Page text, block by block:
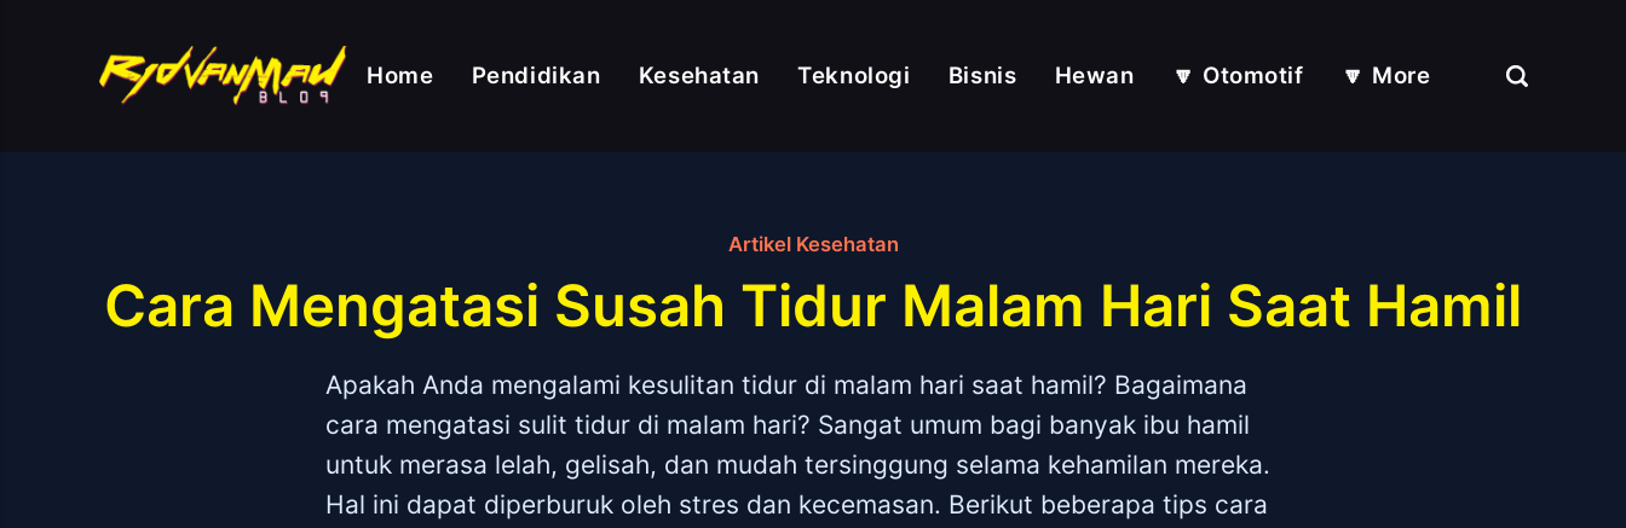
Home Pendidikan Kesehatan Teknologi Bisnis Hewan 🔽 Otomotif 🔽 More
Artikel Kesehatan
Cara Mengatasi Susah Tidur Malam Hari Saat Hamil
Apakah Anda mengalami kesulitan tidur di malam hari saat hamil? Bagaimana
cara mengatasi sulit tidur di malam hari? Sangat umum bagi banyak ibu hamil
untuk merasa lelah, gelisah, dan mudah tersinggung selama kehamilan mereka.
Hal ini dapat diperburuk oleh stres dan kecemasan. Berikut beberapa tips cara